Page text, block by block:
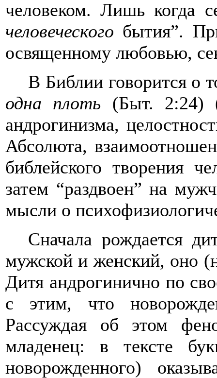
человеком. Лишь когда
человеческого бытия”.
освященному любовью,
В Библии говорится о
одна плоть (Быт. 2:24)
андрогинизма,
Абсолюта,
библейского творения
затем “раздвоен” на
мысли о
Сначала рождается
мужской и женский, оно
Дитя андрогинично по
с этим, что
Рассуждая об этом
младенец: в тексте
новорожденного)